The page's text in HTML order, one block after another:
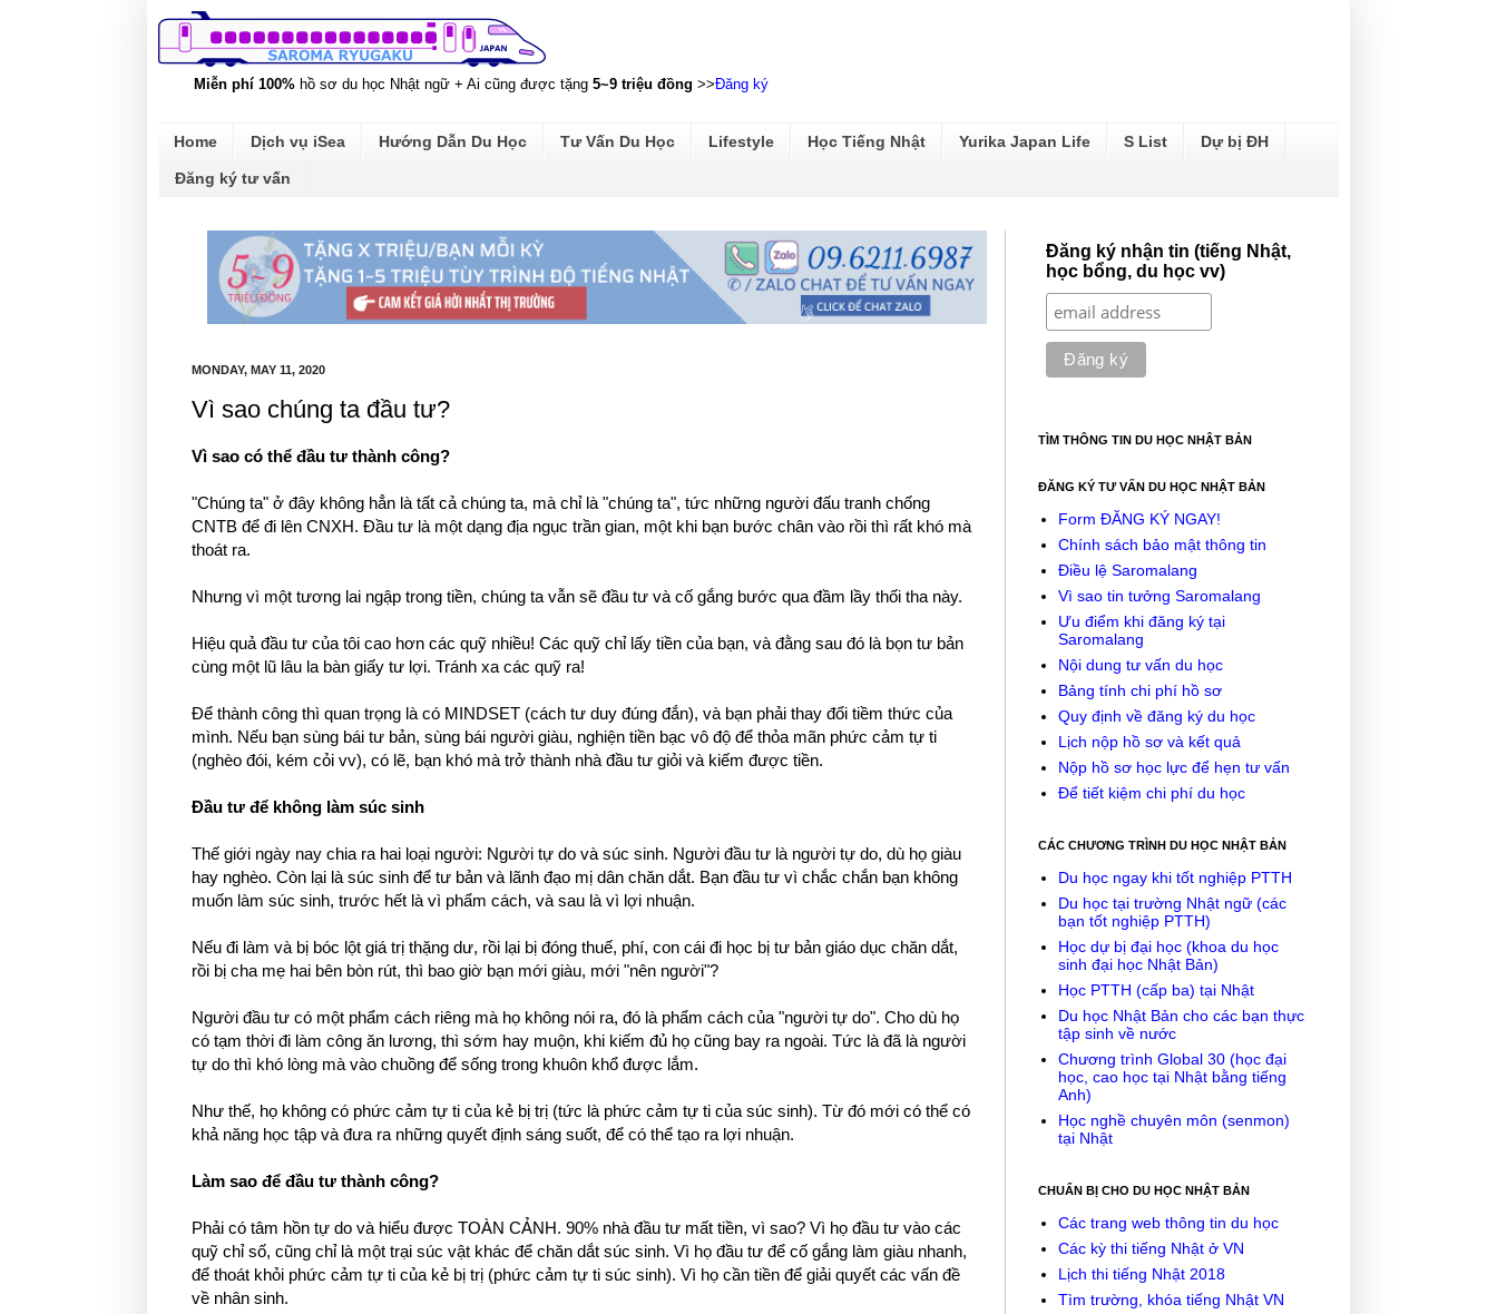
Miễn phí 100% hồ sơ du học Nhật ngữ + Ai cũng được tặng 5~9 triệu đồng >>Đăng ký
Home Dịch vụ iSea Hướng Dẫn Du Học Tư Vấn Du Học Lifestyle Học Tiếng Nhật Yurika Japan Life S List Dự bị ĐH
Đăng ký tư vấn
MONDAY, MAY 11, 2020
Vì sao chúng ta đầu tư?
Vì sao có thể đầu tư thành công?
"Chúng ta" ở đây không hẳn là tất cả chúng ta, mà chỉ là "chúng ta", tức những người đấu tranh chống
CNTB để đi lên CNXH. Đầu tư là một dạng địa ngục trần gian, một khi bạn bước chân vào rồi thì rất khó mà
thoát ra.
Nhưng vì một tương lai ngập trong tiền, chúng ta vẫn sẽ đầu tư và cố gắng bước qua đầm lầy thối tha này.
Hiệu quả đầu tư của tôi cao hơn các quỹ nhiều! Các quỹ chỉ lấy tiền của bạn, và đằng sau đó là bọn tư bản
cùng một lũ lâu la bàn giấy tư lợi. Tránh xa các quỹ ra!
Để thành công thì quan trọng là có MINDSET (cách tư duy đúng đắn), và bạn phải thay đổi tiềm thức của
mình. Nếu bạn sùng bái tư bản, sùng bái người giàu, nghiện tiền bạc vô độ để thỏa mãn phức cảm tự ti
(nghèo đói, kém cỏi vv), có lẽ, bạn khó mà trở thành nhà đầu tư giỏi và kiếm được tiền.
Đầu tư để không làm súc sinh
Thế giới ngày nay chia ra hai loại người: Người tự do và súc sinh. Người đầu tư là người tự do, dù họ giàu
hay nghèo. Còn lại là súc sinh để tư bản và lãnh đạo mị dân chăn dắt. Bạn đầu tư vì chắc chắn bạn không
muốn làm súc sinh, trước hết là vì phẩm cách, và sau là vì lợi nhuận.
Nếu đi làm và bị bóc lột giá trị thặng dư, rồi lại bị đóng thuế, phí, con cái đi học bị tư bản giáo dục chăn dắt,
rồi bị cha mẹ hai bên bòn rút, thì bao giờ bạn mới giàu, mới "nên người"?
Người đầu tư có một phẩm cách riêng mà họ không nói ra, đó là phẩm cách của "người tự do". Cho dù họ
có tạm thời đi làm công ăn lương, thì sớm hay muộn, khi kiếm đủ họ cũng bay ra ngoài. Tức là đã là người
tự do thì khó lòng mà vào chuồng để sống trong khuôn khổ được lắm.
Như thế, họ không có phức cảm tự ti của kẻ bị trị (tức là phức cảm tự ti của súc sinh). Từ đó mới có thể có
khả năng học tập và đưa ra những quyết định sáng suốt, để có thể tạo ra lợi nhuận.
Làm sao để đầu tư thành công?
Phải có tâm hồn tự do và hiểu được TOÀN CẢNH. 90% nhà đầu tư mất tiền, vì sao? Vì họ đầu tư vào các
quỹ chỉ số, cũng chỉ là một trại súc vật khác để chăn dắt súc sinh. Vì họ đầu tư để cố gắng làm giàu nhanh,
để thoát khỏi phức cảm tự ti của kẻ bị trị (phức cảm tự ti súc sinh). Vì họ cần tiền để giải quyết các vấn đề
về nhân sinh.
Đăng ký nhận tin (tiếng Nhật,
học bổng, du học vv)
TÌM THÔNG TIN DU HỌC NHẬT BẢN
ĐĂNG KÝ TƯ VẤN DU HỌC NHẬT BẢN
Form ĐĂNG KÝ NGAY!
Chính sách bảo mật thông tin
Điều lệ Saromalang
Vì sao tin tưởng Saromalang
Ưu điểm khi đăng ký tại
Saromalang
Nội dung tư vấn du học
Bảng tính chi phí hồ sơ
Quy định về đăng ký du học
Lịch nộp hồ sơ và kết quả
Nộp hồ sơ học lực để hẹn tư vấn
Để tiết kiệm chi phí du học
CÁC CHƯƠNG TRÌNH DU HỌC NHẬT BẢN
Du học ngay khi tốt nghiệp PTTH
Du học tại trường Nhật ngữ (các
bạn tốt nghiệp PTTH)
Học dự bị đại học (khoa du học
sinh đại học Nhật Bản)
Học PTTH (cấp ba) tại Nhật
Du học Nhật Bản cho các bạn thực
tập sinh về nước
Chương trình Global 30 (học đại
học, cao học tại Nhật bằng tiếng
Anh)
Học nghề chuyên môn (senmon)
tại Nhật
CHUẨN BỊ CHO DU HỌC NHẬT BẢN
Các trang web thông tin du học
Các kỳ thi tiếng Nhật ở VN
Lịch thi tiếng Nhật 2018
Tìm trường, khóa tiếng Nhật VN